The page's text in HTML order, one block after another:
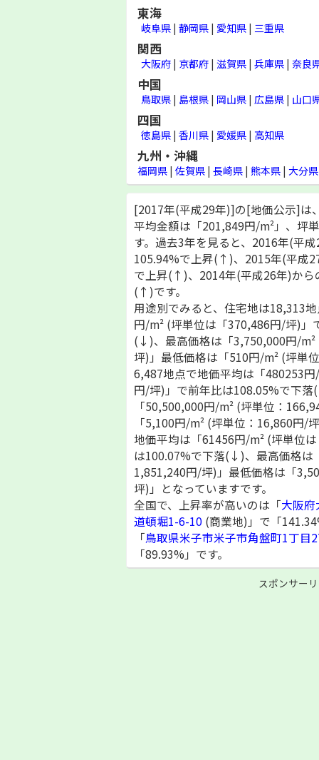
東海
岐阜県 | 静岡県 | 愛知県 | 三重県
関西
大阪府 | 京都府 | 滋賀県 | 兵庫県 | 奈良
中国
鳥取県 | 島根県 | 岡山県 | 広島県 | 山口
四国
徳島県 | 香川県 | 愛媛県 | 高知県
九州・沖縄
福岡県 | 佐賀県 | 長崎県 | 熊本県 | 大分県
[2017年(平成29年)]の[地価公示]は
平均金額は「201,849円/m²」、坪
す。過去3年を見ると、2016年(平
105.94%で上昇(↑)、2015年(平成
で上昇(↑)、2014年(平成26年)から
(↑)です。
用途別でみると、住宅地は18,313
円/m² (坪単位は「370,486円/坪)」
(↓)、最高価格は「3,750,000円/
坪)」最低価格は「510円/m² (坪単
6,487地点で地価平均は「480253
円/坪)」で前年比は108.05%で下
「50,500,000円/m² (坪単位：
「5,100円/m² (坪単位：16,860円/
地価平均は「61456円/m² (坪単位
は100.07%で下落(↓)、最高価格は
1,851,240円/坪)」最低価格は「
坪)」となっていますです。
全国で、上昇率が高いのは「大阪
道頓堀1-6-10 (商業地)」で「
「鳥取県米子市米子市角盤町1丁目
「89.93%」です。
スポンサー